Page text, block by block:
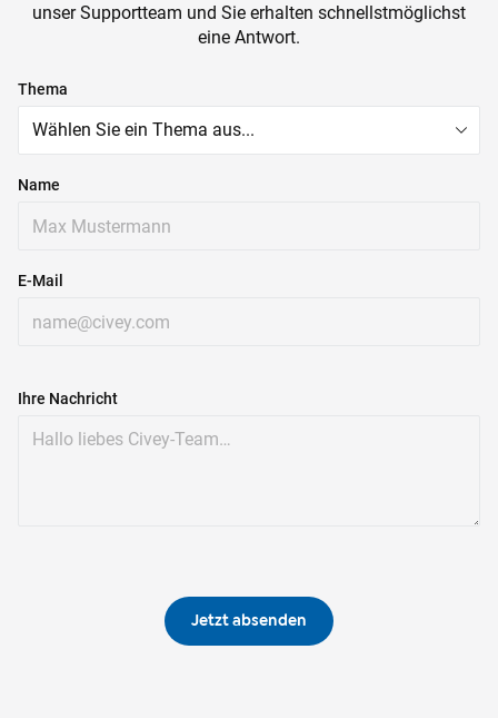
unser Supportteam und Sie erhalten schnellstmöglichst
eine Antwort.
Thema
Name
E-Mail
Ihre Nachricht
Jetzt absenden